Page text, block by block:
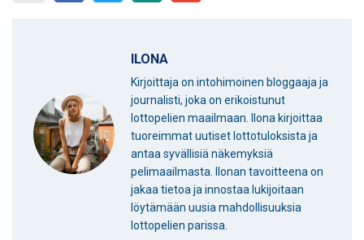
ILONA
Kirjoittaja on intohimoinen bloggaaja ja
journalisti, joka on erikoistunut
lottopelien maailmaan. Ilona kirjoittaa
tuoreimmat uutiset lottotuloksista ja
antaa syvällisiä näkemyksiä
pelimaailmasta. Ilonan tavoitteena on
jakaa tietoa ja innostaa lukijoitaan
löytämään uusia mahdollisuuksia
lottopelien parissa.